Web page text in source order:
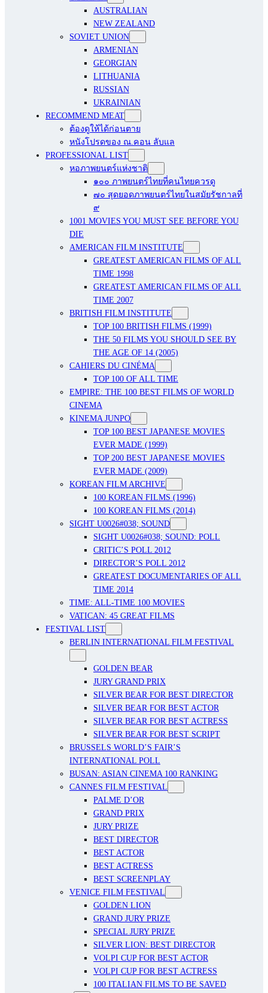
AUSTRALIAN
NEW ZEALAND
SOVIET UNION
ARMENIAN
GEORGIAN
LITHUANIA
RUSSIAN
UKRAINIAN
RECOMMEND MEAT
ต้องดูให้ได้ก่อนตาย
หนังโปรดของ ณ.คอน ลับแล
PROFESSIONAL LIST
หอภาพยนตร์แห่งชาติ
๑๐๐ ภาพยนตร์ไทยที่คนไทยควรดู
๗๐ สุดยอดภาพยนตร์ไทยในสมัยรัชกาลที่
๙
1001 MOVIES YOU MUST SEE BEFORE YOU
DIE
AMERICAN FILM INSTITUTE
GREATEST AMERICAN FILMS OF ALL
TIME 1998
GREATEST AMERICAN FILMS OF ALL
TIME 2007
BRITISH FILM INSTITUTE
TOP 100 BRITISH FILMS (1999)
THE 50 FILMS YOU SHOULD SEE BY
THE AGE OF 14 (2005)
CAHIERS DU CINÉMA
TOP 100 OF ALL TIME
EMPIRE: THE 100 BEST FILMS OF WORLD
CINEMA
KINEMA JUNPO
TOP 100 BEST JAPANESE MOVIES
EVER MADE (1999)
TOP 200 BEST JAPANESE MOVIES
EVER MADE (2009)
KOREAN FILM ARCHIVE
100 KOREAN FILMS (1996)
100 KOREAN FILMS (2014)
SIGHT U0026#038; SOUND
SIGHT U0026#038; SOUND: POLL
CRITIC’S POLL 2012
DIRECTOR’S POLL 2012
GREATEST DOCUMENTARIES OF ALL
TIME 2014
TIME: ALL-TIME 100 MOVIES
VATICAN: 45 GREAT FILMS
FESTIVAL LIST
BERLIN INTERNATIONAL FILM FESTIVAL
GOLDEN BEAR
JURY GRAND PRIX
SILVER BEAR FOR BEST DIRECTOR
SILVER BEAR FOR BEST ACTOR
SILVER BEAR FOR BEST ACTRESS
SILVER BEAR FOR BEST SCRIPT
BRUSSELS WORLD’S FAIR’S
INTERNATIONAL POLL
BUSAN: ASIAN CINEMA 100 RANKING
CANNES FILM FESTIVAL
PALME D’OR
GRAND PRIX
JURY PRIZE
BEST DIRECTOR
BEST ACTOR
BEST ACTRESS
BEST SCREENPLAY
VENICE FILM FESTIVAL
GOLDEN LION
GRAND JURY PRIZE
SPECIAL JURY PRIZE
SILVER LION: BEST DIRECTOR
VOLPI CUP FOR BEST ACTOR
VOLPI CUP FOR BEST ACTRESS
100 ITALIAN FILMS TO BE SAVED